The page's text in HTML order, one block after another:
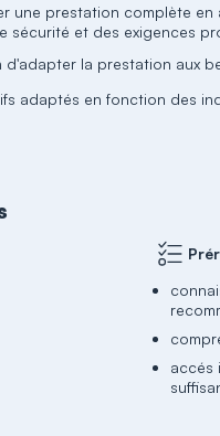
une prestation complète
sécurité et des exigences
la prestation aux
adaptés en fonction des
accés